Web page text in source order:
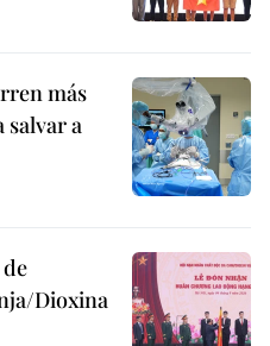
más
salvar a
Dioxina